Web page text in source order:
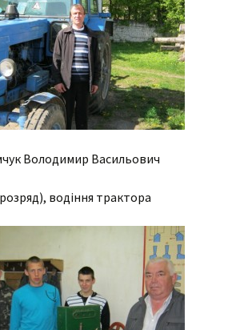
Володимир Васильович
водіння трактора